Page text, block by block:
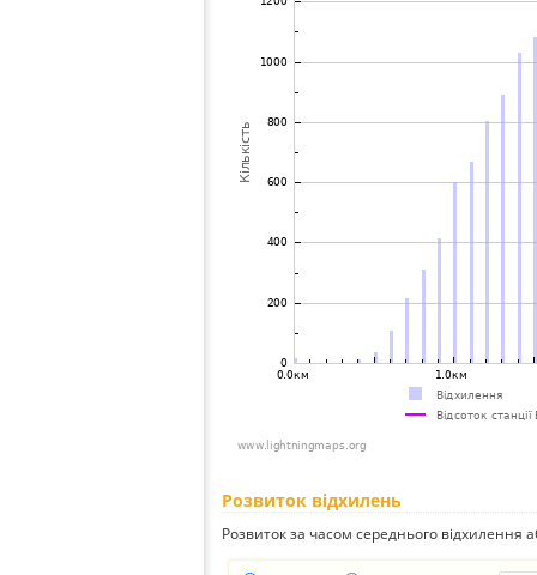
Розвиток відхилень
Розвиток за часом середнього відхилення